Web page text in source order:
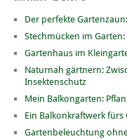
Der perfekte
Stechmücken im
Gartenhaus im
Naturnah gärtnern:
Insektenschutz
Mein Balkongarten:
Ein Balkonkraftwerk fürs
Gartenbeleuchtung